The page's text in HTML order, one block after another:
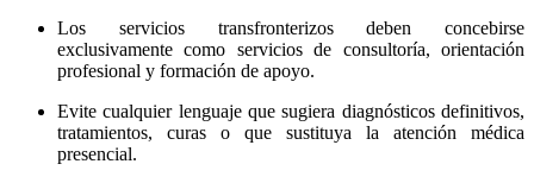
Los servicios transfronterizos deben concebirse
exclusivamente como servicios de consultoría, orientación
profesional y formación de apoyo.
Evite cualquier lenguaje que sugiera diagnósticos definitivos,
tratamientos, curas o que sustituya la atención médica
presencial.